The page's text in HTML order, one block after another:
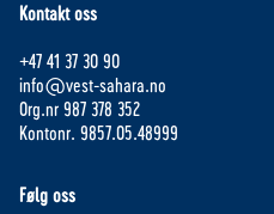
Kontakt oss
+47 41 37 30 90
info@vest-sahara.no
Org.nr 987 378 352
Kontonr. 9857.05.48999
Følg oss